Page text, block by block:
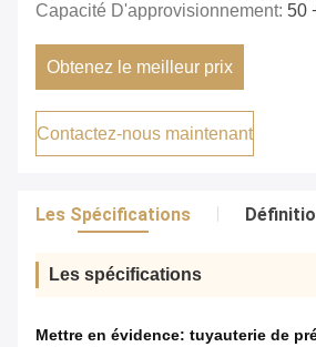
Capacité D'approvisionnement: 50
Obtenez le meilleur prix
Contactez-nous maintenant
Les Spécifications
Les spécifications
Mettre en évidence: tuyauterie de